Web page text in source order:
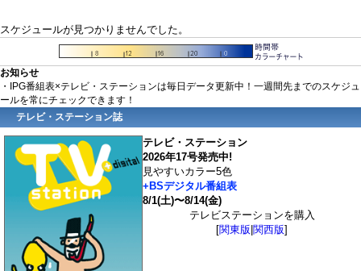
スケジュールが見つかりませんでした。
お知らせ
・IPG番組表×テレビ・ステーションは毎日データ更新中！一週間先までのスケジュ
ールを常にチェックできます！
テレビ・ステーション誌
テレビ・ステーション
2026年17号発売中!
見やすいカラー5色
+BSデジタル番組表
8/1(土)〜8/14(金)
テレビステーションを購入
[関東版 関西版]